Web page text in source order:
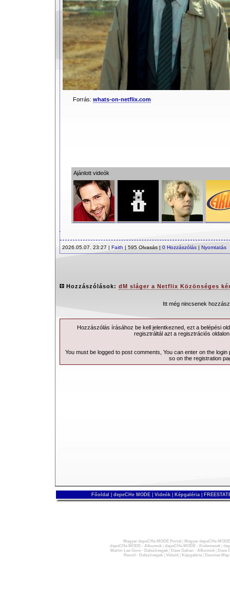
Forrás: whats-on-netflix.com
Ajánlott videók
2026.05.07. 23:27 | Faith | 595 Olvasás | 0 Hozzászólás | Nyomtatás
Hozzászólások: dM sláger a Netflix Közönséges
Itt még nincsenek
Hozzászólás írásához be kell jelentkezned, ezt a belépési
regisztráltál azt a regisztrációs
You must be logged to post comments, You can enter on the login
so on the registration
Főoldal depeCHe MODE Videók Képgaléria
Magyar depeCHe MODE Portál
Magyar depeCHe
depeCHe MODE - Albumok| depeCHe MODE - Kislemezek|
Martin Lee Gore - Dalszövegek| Dave Gahan - Albumok|
Dave
Recoil - Dalszövegek| Videók| Képgaléria| Devotee Map